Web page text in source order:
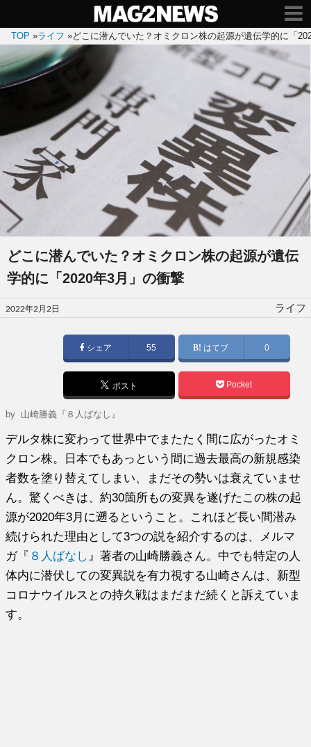
TOP »ライフ »どこに潜んでいた？オミクロン株の起源が遺伝学的に「
どこに潜んでいた？オミクロン株の起源が遺伝
学的に「2020年3月」の衝撃
投
稿
2022年2月2日 ライフ
シェア 55 はてブ 0
ポスト Pocket
by 山崎勝義『８人ばなし』
デルタ株に変わって世界中でまたたく間に広がったオミ
クロン株。日本でもあっという間に過去最高の新規感染
者数を塗り替えてしまい、まだその勢いは衰えていませ
ん。驚くべきは、約30箇所もの変異を遂げたこの株の起
源が2020年3月に遡るということ。これほど長い間潜み
続けられた理由として3つの説を紹介するのは、メルマ
ガ『 ８人ばなし 』著者の山崎勝義さん。中でも特定の人
体内に潜伏しての変異説を有力視する山崎さんは、新型
コロナウイルスとの持久戦はまだまだ続くと訴えていま
す。